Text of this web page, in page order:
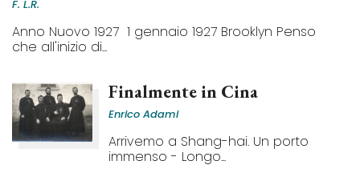
F. L.R.
Anno Nuovo 1927 1 gennaio 1927 Brooklyn Penso
che all'inizio di...
Finalmente in Cina
Enrico Adami
Arrivemo a Shang-hai. Un porto
immenso - Longo...